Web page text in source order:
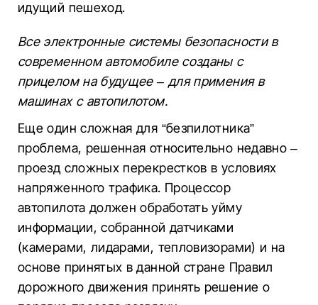
идущий пешеход.
Все электронные системы безопасности в
современном автомобиле созданы с
прицелом на будущее – для примения в
машинах с автопилотом.
Еще один сложная для “безпилотника”
проблема, решенная относительно недавно –
проезд сложных перекрестков в условиях
напряженного трафика. Процессор
автопилота должен обработать уйму
информации, собранной датчиками
(камерами, лидарами, тепловизорами) и на
основе принятых в данной стране Правил
дорожного движения принять решение о